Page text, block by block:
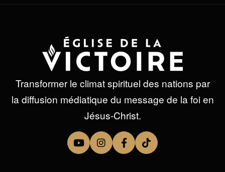
Transformer le climat spirituel des nations par
la diffusion médiatique du message de la foi en
Jésus-Christ.